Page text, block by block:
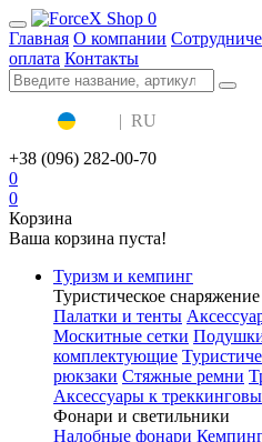
0
Главная О компании
оплата Контакты
| RU
+38 (096) 282-00-70
0
0
Корзина
Ваша корзина пуста!
Туризм и кемпинг
Туристическое снаряжение
Палатки и тенты
Москитные сетки
комплектующие
рюкзаки Стяжные ремни
Аксессуары к
Фонари и светильники
Налобные фонари